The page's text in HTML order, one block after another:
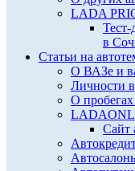
LADA
в
Статьи на
О ВАЗе и
Личности
О пробегах
Сайт